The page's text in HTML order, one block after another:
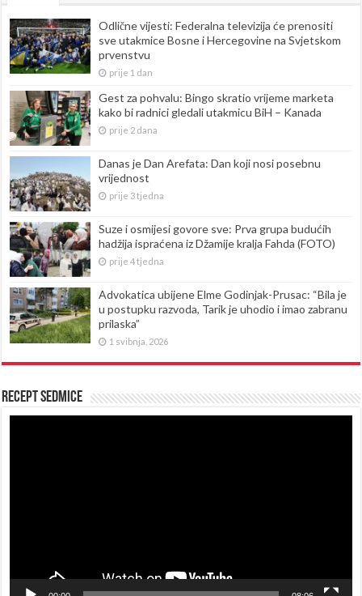
Odlične vijesti: Federalna televizija će prenositi
sve utakmice Bosne i Hercegovine na Svjetskom
prvenstvu
prije 1 dan
Gest za pohvalu: Bingo skratio vrijeme marketa
kako bi radnici gledali utakmicu BiH – Kanada
prije 2 dana
Danas je Dan Arefata: Dan koji nosi posebnu
vrijednost
prije 3 tjedna
Suze i osmijesi govore sve: Prva grupa budućih
hadžija ispraćena iz Džamije kralja Fahda (FOTO)
prije 4 tjedna
Advokatica ubijene Elme Godinjak-Prusac: “Bila je
u postupku razvoda, Tarik je uhodio i imao zabranu
prilaska”
1 svibnja, 2026
Recept sedmice